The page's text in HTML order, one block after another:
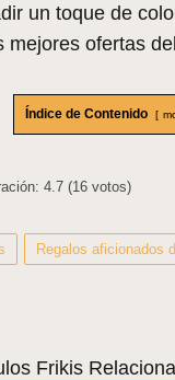
un toque de
mejores ofertas
Índice de Contenido
4.7 (16 votos)
Regalos aficionados
Frikis